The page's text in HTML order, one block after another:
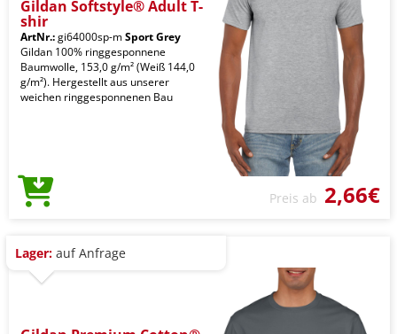
Gildan Softstyle® Adult T-
shir
ArtNr.:gi64000sp-mSport Grey
Gildan 100% ringgesponnene
Baumwolle, 153,0 g/m² (Weiß 144,0
g/m²). Hergestellt aus unserer
weichen ringgesponnenen Bau
Preis ab 2,66€
Lager: auf Anfrage